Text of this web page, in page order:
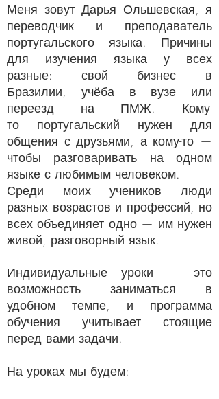
Меня зовут Дарья Ольшевская, я
переводчик и преподаватель
португальского языка. Причины
для изучения языка у всех
разные: свой бизнес в
Бразилии, учёба в вузе или
переезд на ПМЖ. Кому-
то португальский нужен для
общения с друзьями, а кому-то —
чтобы разговаривать на одном
языке с любимым человеком.
Среди моих учеников люди
разных возрастов и профессий, но
всех объединяет одно — им нужен
живой, разговорный язык.
Индивидуальные уроки — это
возможность заниматься в
удобном темпе, и программа
обучения учитывает стоящие
перед вами задачи.
На уроках мы будем: